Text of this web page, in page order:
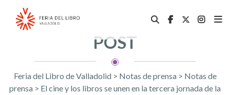
POST
Feria del Libro de Valladolid > Notas de prensa > Notas de
prensa > El cine y los libros se unen en la tercera jornada de la